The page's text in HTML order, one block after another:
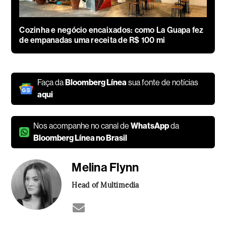
Cozinha e negócio encaixados: como La Guapa fez
de empanadas uma receita de R$ 100 mi
Faça daBloomberg Líneasua fonte de notícias
aqui
Nos acompanhe no canal deWhatsAppda
Bloomberg Línea no Brasil
Melina Flynn
Head of Multimedia